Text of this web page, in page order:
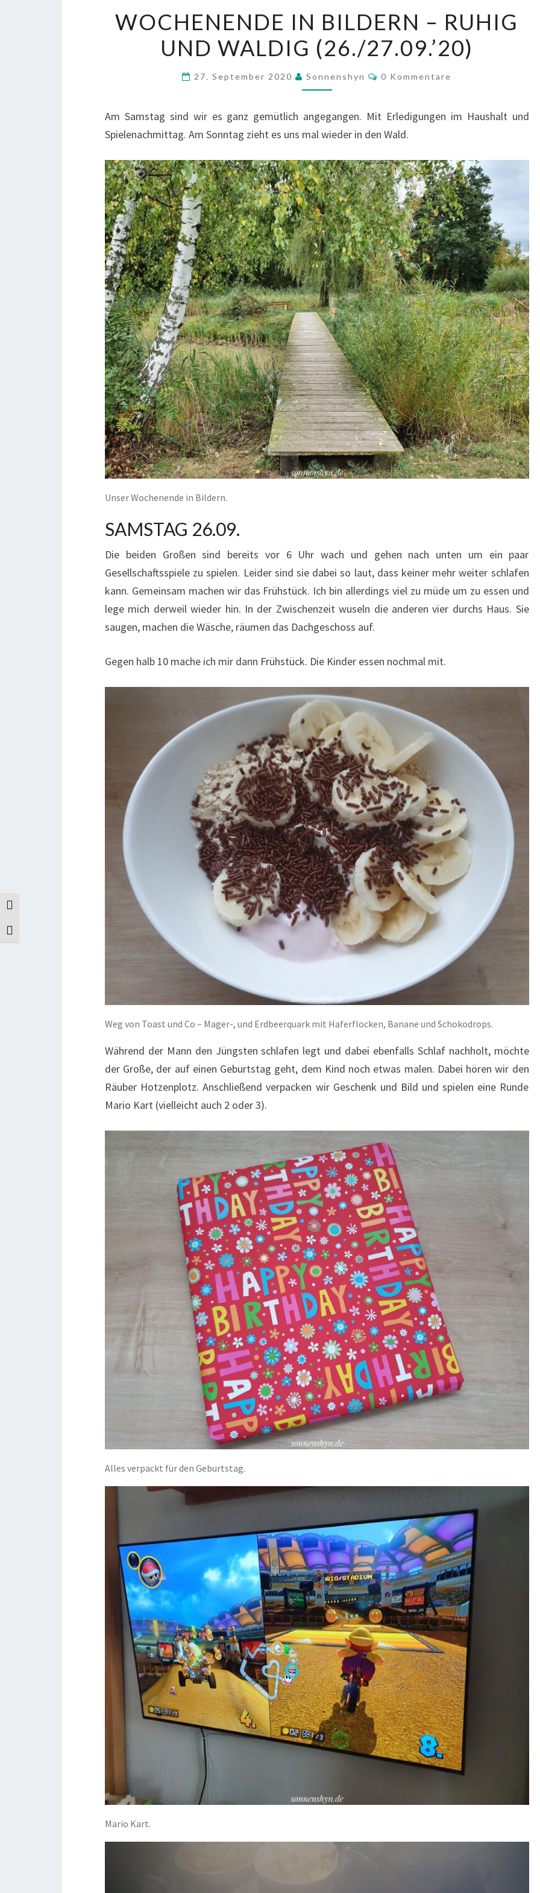
Umschalten auf hohe Kontraste
Schrift vergrößern
IN
BILDERN
–
RUHIG
WALDIG
(26./27.09.’20)
WOCHENENDE IN BILDERN – RUHIG
UND WALDIG (26./27.09.’20)
27. September 2020 Sonnenshyn Kommentare
0 Kommentare
Am Samstag sind wir es ganz gemütlich angegangen. Mit Erledigungen im Haushalt und
Spielenachmittag. Am Sonntag zieht es uns mal wieder in den Wald.
Unser Wochenende in Bildern.
SAMSTAG 26.09.
Die beiden Großen sind bereits vor 6 Uhr wach und gehen nach unten um ein paar
Gesellschaftsspiele zu spielen. Leider sind sie dabei so laut, dass keiner mehr weiter schlafen
kann. Gemeinsam machen wir das Frühstück. Ich bin allerdings viel zu müde um zu essen und
lege mich derweil wieder hin. In der Zwischenzeit wuseln die anderen vier durchs Haus. Sie
saugen, machen die Wäsche, räumen das Dachgeschoss auf.
Gegen halb 10 mache ich mir dann Frühstück. Die Kinder essen nochmal mit.
Weg von Toast und Co – Mager-, und Erdbeerquark mit Haferflocken, Banane und Schokodrops.
Während der Mann den Jüngsten schlafen legt und dabei ebenfalls Schlaf nachholt, möchte
der Große, der auf einen Geburtstag geht, dem Kind noch etwas malen. Dabei hören wir den
Räuber Hotzenplotz. Anschließend verpacken wir Geschenk und Bild und spielen eine Runde
Mario Kart (vielleicht auch 2 oder 3).
Alles verpackt für den Geburtstag.
Mario Kart.